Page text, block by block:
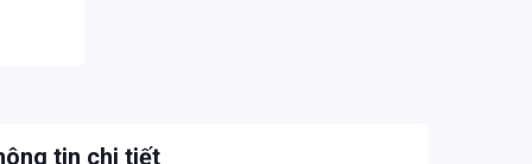
tin chi tiết